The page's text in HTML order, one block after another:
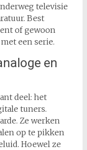
televisie
Best
of gewoon
een serie.
en
deel: het
tuners.
Ze werken
op te pikken
Hoewel ze